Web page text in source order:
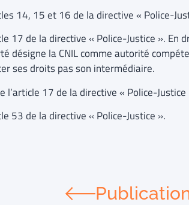
14, 15 et 16 de la directive « Police-
17 de la directive « Police-Justice ». En
désigne la CNIL comme autorité
ses droits pas son intermédiaire.
l’article 17 de la directive « Police-Justice
53 de la directive « Police-Justice ».